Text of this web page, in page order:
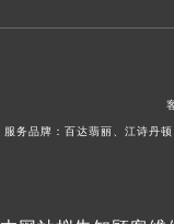
服务品牌：百达翡丽、江诗丹